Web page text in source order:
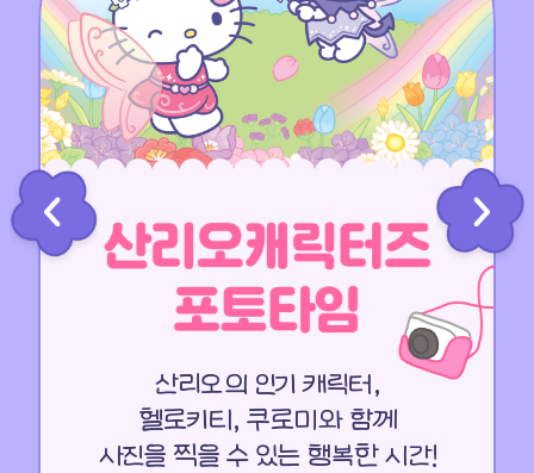
산리오의 인기 캐릭터,
헬로키티, 쿠로미와 함께
사진을 찍을 수 있는 행복한 시간!